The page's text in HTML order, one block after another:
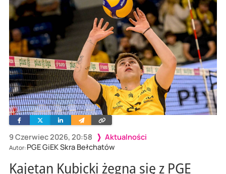
9 Czerwiec 2026, 20:58 Aktualności
Autor: PGE GiEK Skra Bełchatów
FacebookTwitterLinkedinWyślij
e-
Skopiuj
link
Kajetan Kubicki żegna się z PGE